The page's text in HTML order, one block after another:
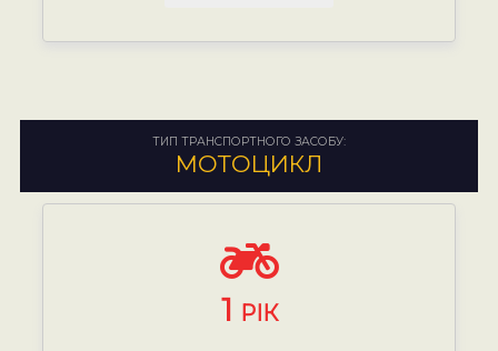
ТИП ТРАНСПОРТНОГО ЗАСОБУ:
МОТОЦИКЛ
1 РІК